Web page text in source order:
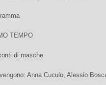
TEMPO
di masche
Anna Cuculo, Alessio